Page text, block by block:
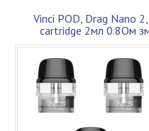
Vinci POD, Drag Nano
cartridge 2мл 0.8Ом
картридж